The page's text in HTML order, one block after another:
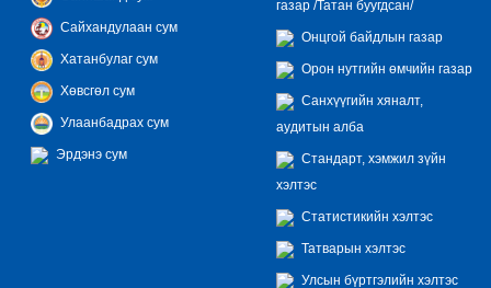
Сайхандулаан сум
Хатанбулаг сум
Хөвсгөл сум
Улаанбадрах сум
Эрдэнэ сум
газар /Татан буугдсан/
Онцгой байдлын газар
Орон нутгийн өмчийн газар
Санхүүгийн хяналт,
аудитын алба
Стандарт, хэмжил зүйн
хэлтэс
Статистикийн хэлтэс
Татварын хэлтэс
Улсын бүртгэлийн хэлтэс